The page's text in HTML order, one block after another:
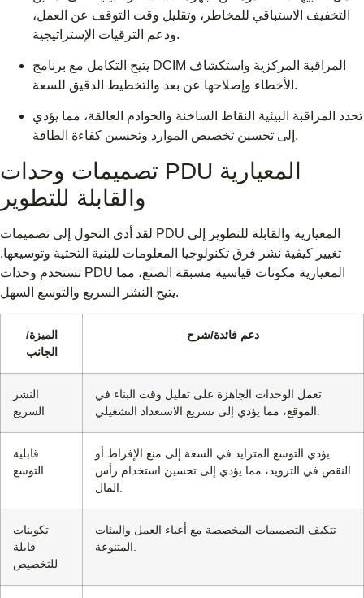
التخفيف الاستباقي للمخاطر، وتقليل وقت التوقف عن العمل،
ودعم الترقيات الإستراتيجية.
يتيح التكامل مع برنامج DCIM المراقبة المركزية واستكشاف
الأخطاء وإصلاحها عن بعد والتخطيط الدقيق للسعة.
تحدد المراقبة البيئية النقاط الساخنة والخوادم العالقة، مما يؤدي
إلى تحسين تخصيص الموارد وتحسين كفاءة الطاقة.
تصميمات وحدات PDU المعيارية
لقد أدى التحول إلى تصميمات PDU المعيارية والقابلة للتطوير إلى
تغيير كيفية نشر فرق تكنولوجيا المعلومات للبنية التحتية وتوسيعها.
تستخدم وحدات PDU المعيارية مكونات قياسية مسبقة الصنع، مما
يتيح النشر السريع والتوسع السهل.
الميزة/
الجانب
دعم فائدة/شرح
النشر
السريع
تعمل الوحدات الجاهزة على تقليل وقت البناء في
قابلية
التوسع
يؤدي التوسع المتزايد في السعة إلى منع الإفراط أو
النقص في التزويد، مما يؤدي إلى تحسين استخدام رأس
تكوينات
قابلة
للتخصيص
تتكيف التصميمات المخصصة مع أعباء العمل والبيئات